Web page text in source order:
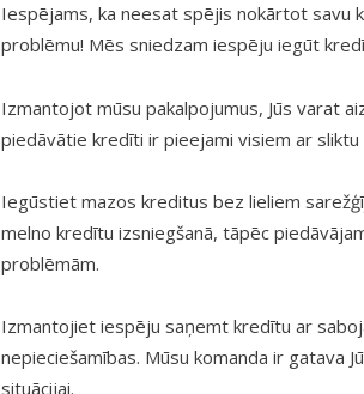
Iespējams, ka neesat spējis nokārtot savu
problēmu! Mēs sniedzam iespēju iegūt
Izmantojot mūsu pakalpojumus, Jūs varat
piedāvātie kredīti ir pieejami visiem ar
Iegūstiet mazos kreditus bez lieliem
melno kredītu izsniegšanā, tāpēc
problēmām.
Izmantojiet iespēju saņemt kredītu ar
nepieciešamības. Mūsu komanda ir gatava
situācijai.